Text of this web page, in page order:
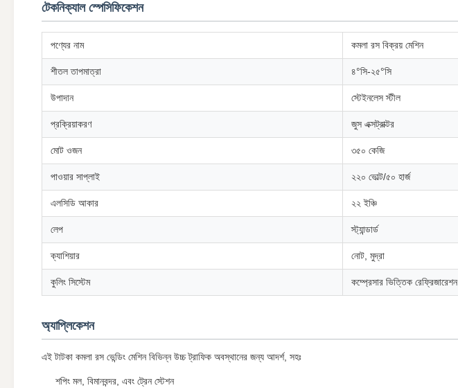
টেকনিক্যাল স্পেসিফিকেশন
পণ্যের নাম কমলা রস বিক্রয় মেশিন
শীতল তাপমাত্রা ৪°সি-২৫°সি
উপাদান স্টেইনলেস স্টীল
প্রক্রিয়াকরণ জুস এক্সট্রাক্টর
মোট ওজন ৩৫০ কেজি
পাওয়ার সাপ্লাই ২২০ ভোল্ট/৫০ হার্জ
এলসিডি আকার ২২ ইঞ্চি
লেপ স্ট্যান্ডার্ড
ক্যাশিয়ার নোট, মুদ্রা
কুলিং সিস্টেম কম্প্রেসার ভিত্তিক রেফ্রিজারেশন
অ্যাপ্লিকেশন
এই টাটকা কমলা রস ভেন্ডিং মেশিন বিভিন্ন উচ্চ ট্রাফিক অবস্থানের জন্য আদর্শ, সহঃ
শপিং মল, বিমানবন্দর, এবং ট্রেন স্টেশন